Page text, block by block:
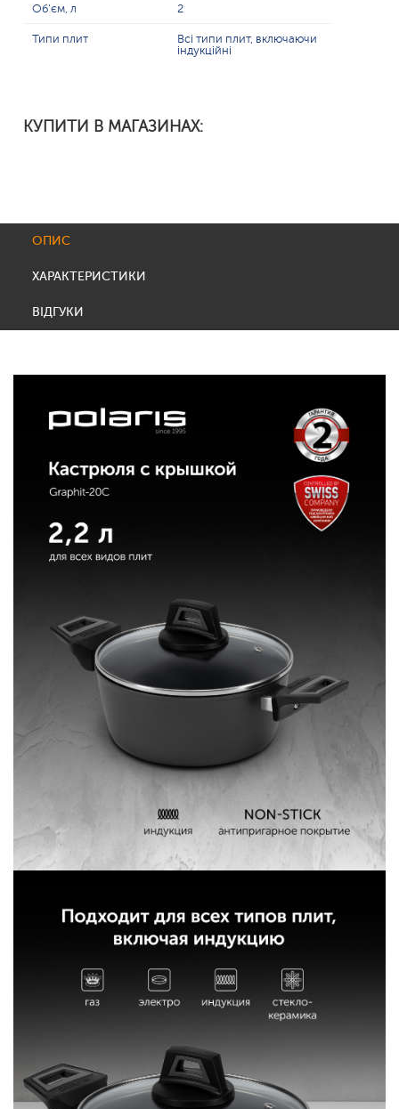
Об'єм, л 2
Типи плит
Всі типи плит, включаючи
індукційні
КУПИТИ В МАГАЗИНАХ:
ОПИС
ХАРАКТЕРИСТИКИ
ВІДГУКИ